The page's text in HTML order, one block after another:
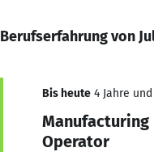
Berufserfahrung von
Bis heute 4 Jahre
Manufacturing
Operator